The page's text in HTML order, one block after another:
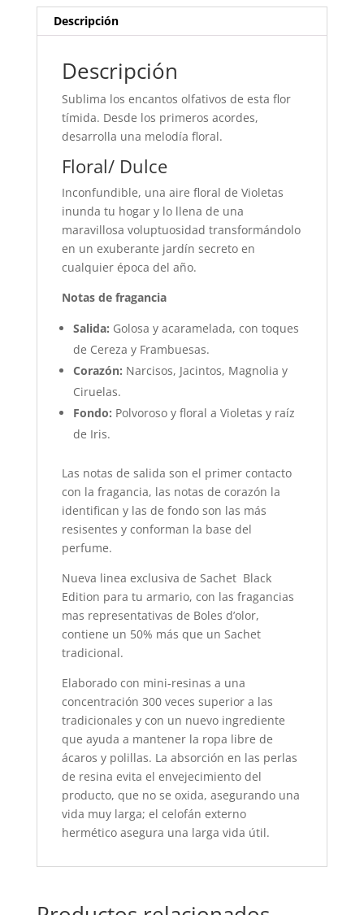
Descripción
Descripción
Sublima los encantos olfativos de esta flor
tímida. Desde los primeros acordes,
desarrolla una melodía floral.
Floral/ Dulce
Inconfundible, una aire floral de Violetas
inunda tu hogar y lo llena de una
maravillosa voluptuosidad transformándolo
en un exuberante jardín secreto en
cualquier época del año.
Notas de fragancia
Salida: Golosa y acaramelada, con toques
de Cereza y Frambuesas.
Corazón: Narcisos, Jacintos, Magnolia y
Ciruelas.
Fondo: Polvoroso y floral a Violetas y raíz
de Iris.
Las notas de salida son el primer contacto
con la fragancia, las notas de corazón la
identifican y las de fondo son las más
resisentes y conforman la base del
perfume.
Nueva linea exclusiva de Sachet Black
Edition para tu armario, con las fragancias
mas representativas de Boles d’olor,
contiene un 50% más que un Sachet
tradicional.
Elaborado con mini-resinas a una
concentración 300 veces superior a las
tradicionales y con un nuevo ingrediente
que ayuda a mantener la ropa libre de
ácaros y polillas. La absorción en las perlas
de resina evita el envejecimiento del
producto, que no se oxida, asegurando una
vida muy larga; el celofán externo
hermético asegura una larga vida útil.